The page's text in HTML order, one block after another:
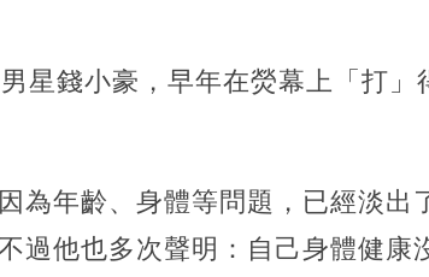
星錢小豪，早年在熒幕上「打」
為年齡、身體等問題，已經淡出
過他也多次聲明：自己身體健康